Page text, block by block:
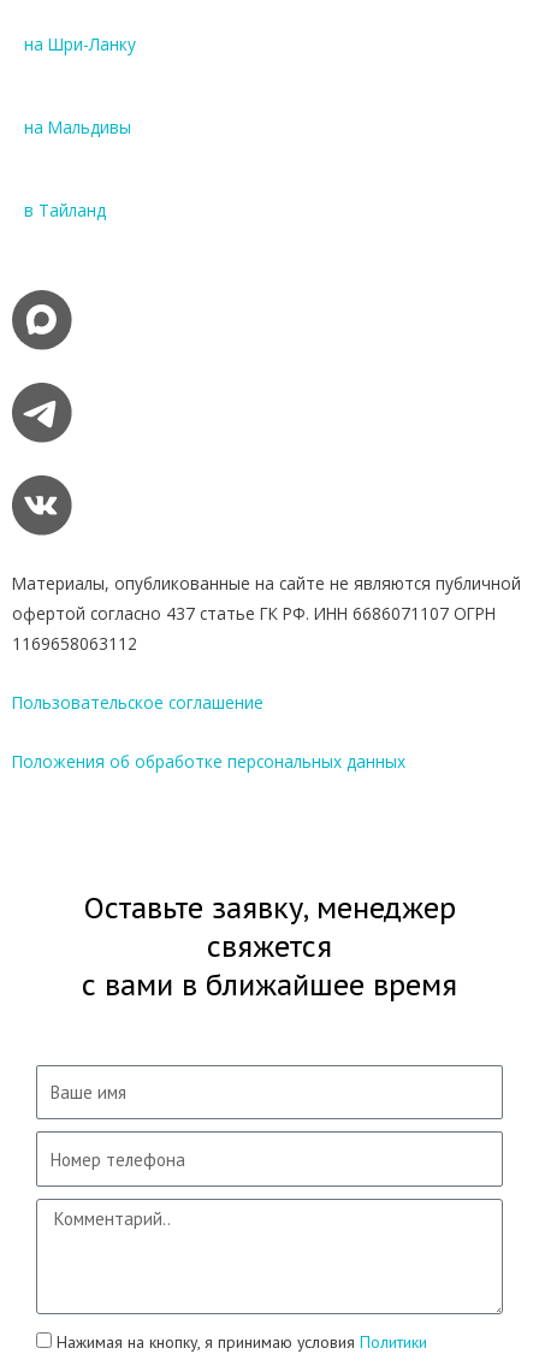
на Шри-Ланку
на Мальдивы
в Тайланд
Материалы, опубликованные на сайте не являются публичной
офертой согласно 437 статье ГК РФ. ИНН 6686071107 ОГРН
1169658063112
Пользовательское соглашение
Положения об обработке персональных данных
Оставьте заявку, менеджер
свяжется
с вами в ближайшее время
Нажимая на кнопку, я принимаю условия Политики